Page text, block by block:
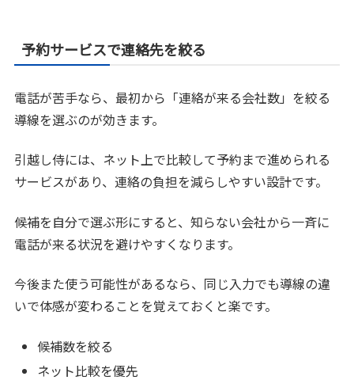
予約サービスで連絡先を絞る
電話が苦手なら、最初から「連絡が来る会社数」を絞る
導線を選ぶのが効きます。
引越し侍には、ネット上で比較して予約まで進められる
サービスがあり、連絡の負担を減らしやすい設計です。
候補を自分で選ぶ形にすると、知らない会社から一斉に
電話が来る状況を避けやすくなります。
今後また使う可能性があるなら、同じ入力でも導線の違
いで体感が変わることを覚えておくと楽です。
候補数を絞る
ネット比較を優先